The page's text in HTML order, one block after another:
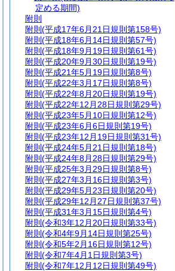
定める期間)
附則
附則 (平成17年6月21日規則第158号)
附則 (平成18年6月14日規則第57号)
附則 (平成18年9月19日規則第61号)
附則 (平成20年9月30日規則第19号)
附則 (平成21年5月19日規則第8号)
附則 (平成22年3月17日規則第8号)
附則 (平成22年8月20日規則第19号)
附則 (平成22年12月28日規則第29号)
附則 (平成23年5月10日規則第12号)
附則 (平成23年6月6日規則第19号)
附則 (平成23年12月19日規則第31号)
附則 (平成24年5月21日規則第18号)
附則 (平成24年8月28日規則第29号)
附則 (平成25年3月29日規則第8号)
附則 (平成27年3月16日規則第3号)
附則 (平成29年5月23日規則第20号)
附則 (平成29年12月27日規則第37号)
附則 (平成31年3月15日規則第4号)
附則 (令和3年12月20日規則第33号)
附則 (令和4年9月14日規則第25号)
附則 (令和5年2月16日規則第12号)
附則 (令和7年4月1日規則第3号)
附則 (令和7年12月12日規則第49号)